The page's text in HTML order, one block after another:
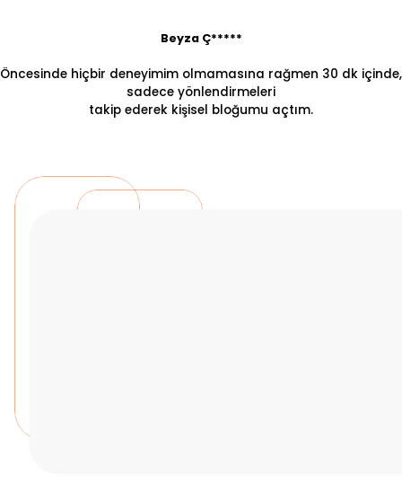
Beyza Ç*****
Öncesinde hiçbir deneyimim olmamasına rağmen 30 dk içinde,
sadece yönlendirmeleri
takip ederek kişisel bloğumu açtım.